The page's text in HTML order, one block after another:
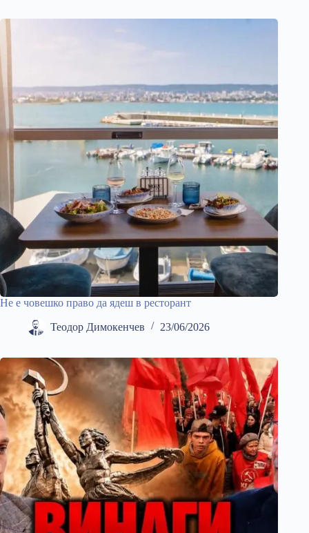
Не е човешко право да ядеш в ресторант
Теодор Димокенчев 23/06/2026